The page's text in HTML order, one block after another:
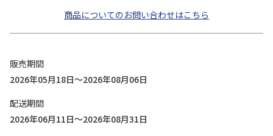
商品についてのお問い合わせはこちら
販売期間
2026年05月18日～2026年08月06日
配送期間
2026年06月11日～2026年08月31日